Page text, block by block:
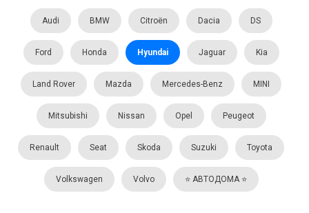
Audi BMW Citroën Dacia DS
Ford Honda Hyundai Jaguar Kia
Land Rover Mazda Mercedes-Benz MINI
Mitsubishi Nissan Opel Peugeot
Renault Seat Skoda Suzuki Toyota
Volkswagen Volvo ⭐️ АВТОДОМА ⭐️